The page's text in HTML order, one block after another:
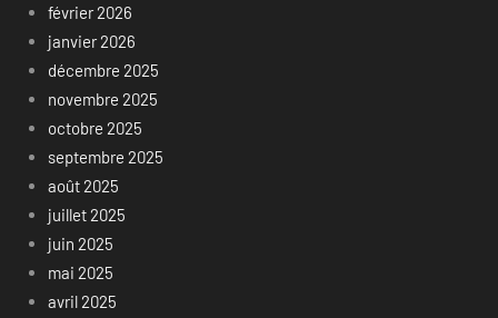
février 2026
janvier 2026
décembre 2025
novembre 2025
octobre 2025
septembre 2025
août 2025
juillet 2025
juin 2025
mai 2025
avril 2025